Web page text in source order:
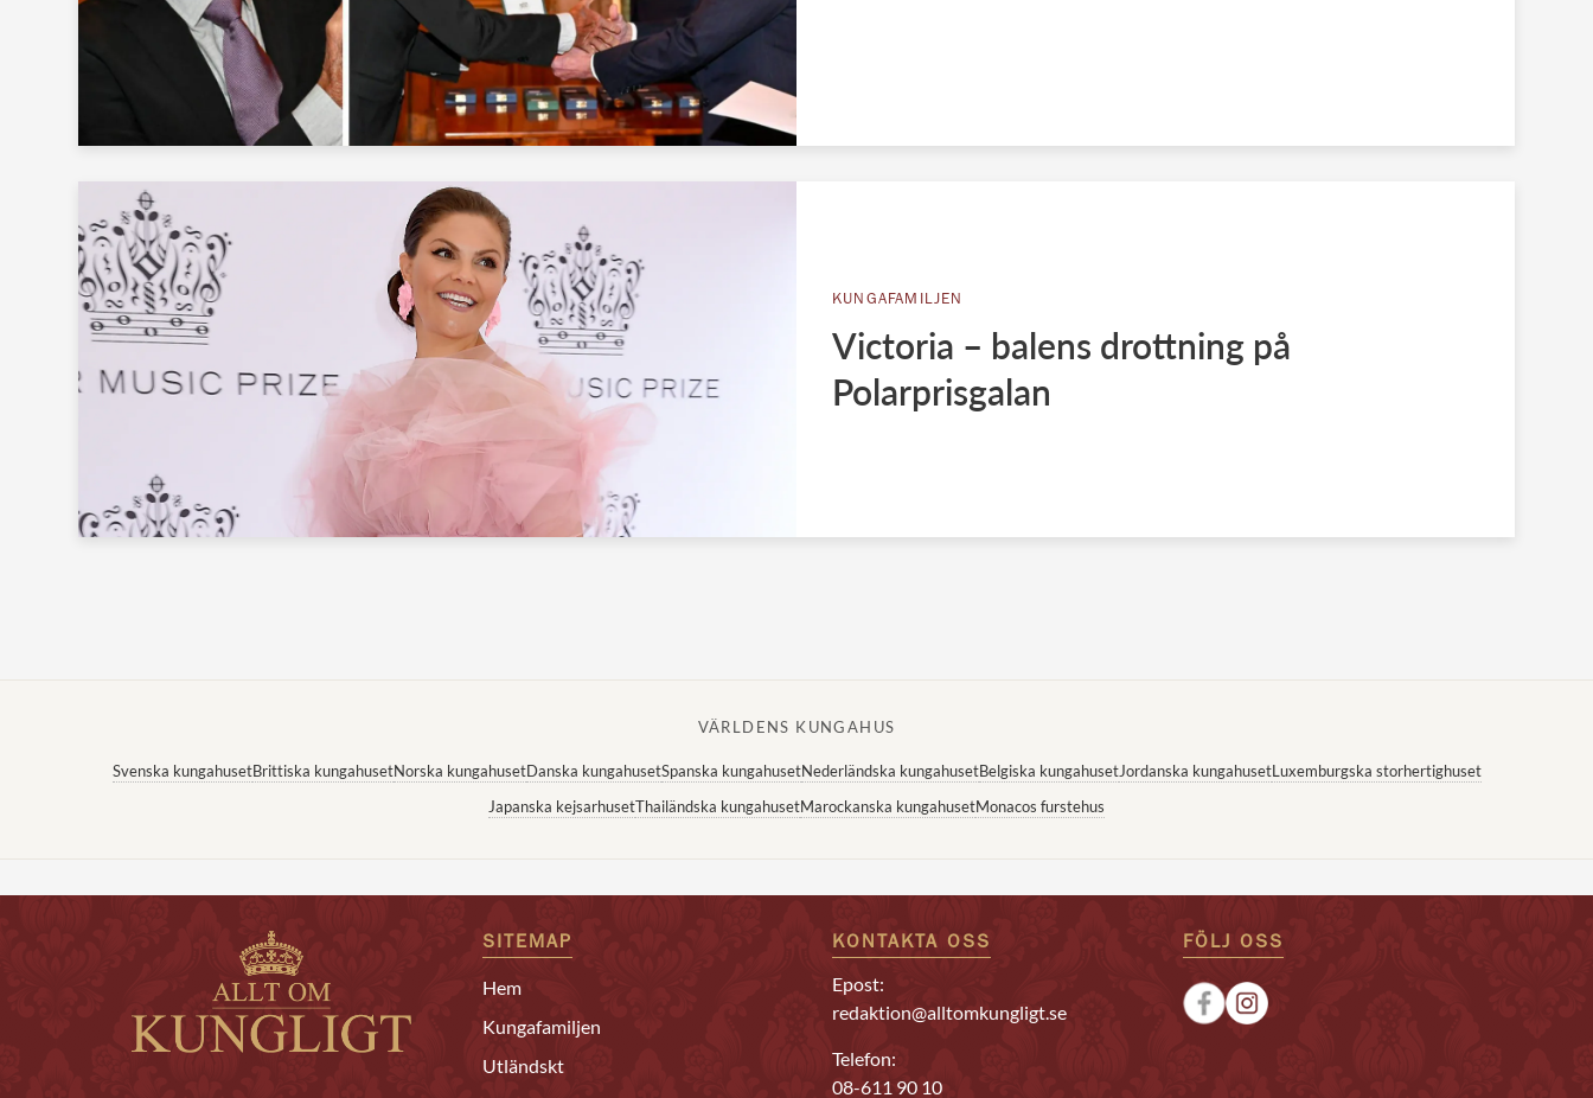
KUNGAFAMILJEN
Victoria – balens drottning på
Polarprisgalan
VÄRLDENS KUNGAHUS
Svenska kungahusetBrittiska kungahusetNorska kungahusetDanska kungahusetSpanska kungahusetNederländska kungahusetBelgiska kungahusetJordanska kungahusetLuxemburgska storhertighuset
Japanska kejsarhusetThailändska kungahusetMarockanska kungahusetMonacos furstehus
SITEMAP
Hem
Kungafamiljen
Utländskt
KONTAKTA OSS
Epost:
redaktion@alltomkungligt.se
Telefon:
08-611 90 10
FÖLJ OSS